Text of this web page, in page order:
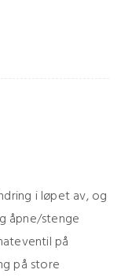
i løpet av, og
åpne/stenge
på
på store